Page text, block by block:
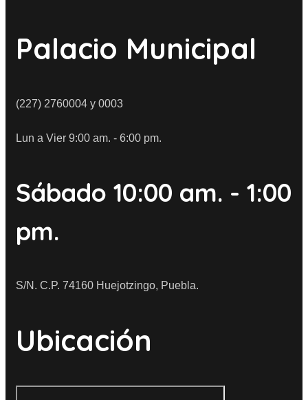
Palacio Municipal
(227) 2760004 y 0003
Lun a Vier 9:00 am. - 6:00 pm.
Sábado 10:00 am. - 1:00
pm.
S/N. C.P. 74160 Huejotzingo, Puebla.
Ubicación